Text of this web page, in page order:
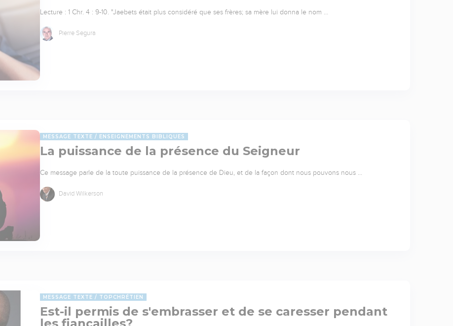
Lecture : 1 Chr. 4 : 9-10. "Jaebets était plus considéré que ses frères; sa mère lui donna le nom …
Pierre Segura
MESSAGE TEXTE ENSEIGNEMENTS BIBLIQUES
La puissance de la présence du Seigneur
Ce message parle de la toute puissance de la présence de Dieu, et de la façon dont nous pouvons nous …
David Wilkerson
MESSAGE TEXTE TOPCHRÉTIEN
Est-il permis de s'embrasser et de se caresser pendant
les fiançailles?